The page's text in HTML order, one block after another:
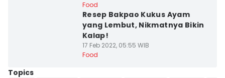
Food
Resep Bakpao Kukus Ayam
yang Lembut, Nikmatnya Bikin
Kalap!
17 Feb 2022, 05:55 WIB
Food
Topics